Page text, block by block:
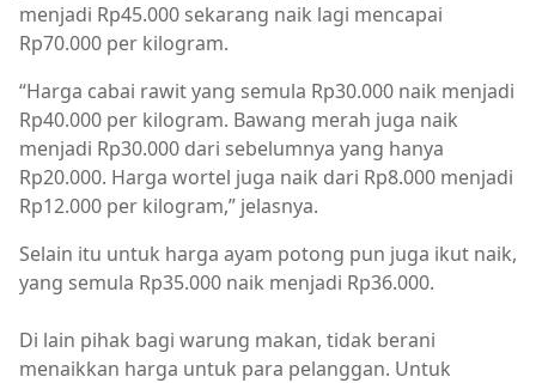
menjadi Rp45.000 sekarang naik lagi mencapai
Rp70.000 per kilogram.
“Harga cabai rawit yang semula Rp30.000 naik menjadi
Rp40.000 per kilogram. Bawang merah juga naik
menjadi Rp30.000 dari sebelumnya yang hanya
Rp20.000. Harga wortel juga naik dari Rp8.000 menjadi
Rp12.000 per kilogram,” jelasnya.
Selain itu untuk harga ayam potong pun juga ikut naik,
yang semula Rp35.000 naik menjadi Rp36.000.
Di lain pihak bagi warung makan, tidak berani
menaikkan harga untuk para pelanggan. Untuk